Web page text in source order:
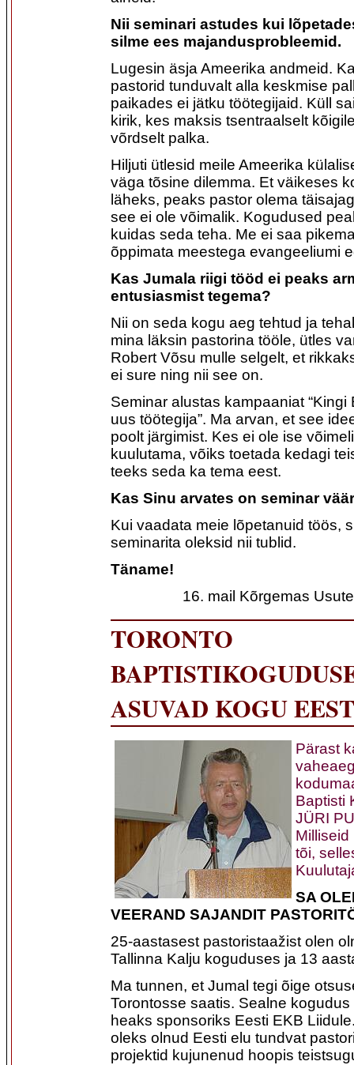
Nii seminari astudes kui
silme ees majandusprobleemid.
Lugesin äsja Ameerika andmeid.
pastorid tunduvalt alla keskmise
paikades ei jätku töötegijaid. Küll
kirik, kes maksis tsentraalselt
võrdselt palka.
Hiljuti ütlesid meile Ameerika
väga tõsine dilemma. Et väikeses
läheks, peaks pastor olema
see ei ole võimalik. Kogudused
kuidas seda teha. Me ei saa
õppimata meestega evangeeliumi
Kas Jumala riigi tööd ei peaks
entusiasmist tegema?
Nii on seda kogu aeg tehtud ja
mina läksin pastorina tööle, ütles
Robert Võsu mulle selgelt, et
ei sure ning nii see on.
Seminar alustas kampaaniat “Kingi
uus töötegija”. Ma arvan, et see
poolt järgimist. Kes ei ole ise
kuulutama, võiks toetada kedagi
teeks seda ka tema eest.
Kas Sinu arvates on seminar
Kui vaadata meie lõpetanuid töös,
seminarita oleksid nii tublid.
Täname!
16. mail Kõrgemas
TORONTO
ASUVAD KOGU
Pärast
Baptisti
JÜRI
tõi,
SA
VEERAND SAJANDIT
25-aastasest pastoristaažist olen
Tallinna Kalju koguduses ja 13
Ma tunnen, et Jumal tegi õige
Torontosse saatis. Sealne
heaks sponsoriks Eesti EKB
oleks olnud Eesti elu tundvat
projektid kujunenud hoopis